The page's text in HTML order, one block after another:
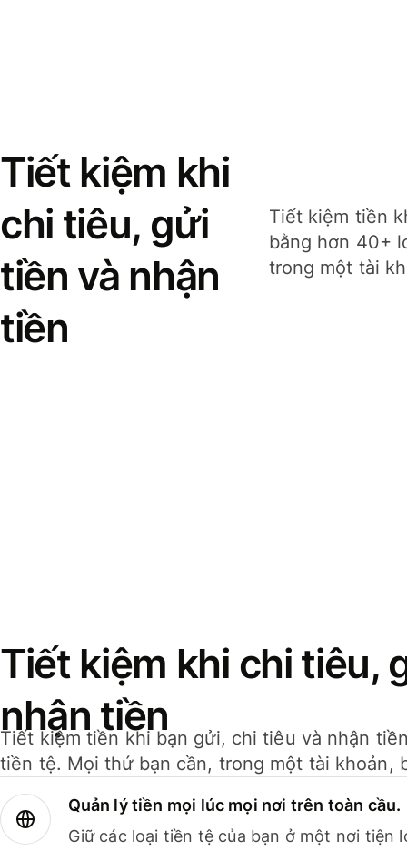
Tiết kiệm khi
chi tiêu, gửi
tiền và nhận
tiền
Tiết kiệm tiền
bằng hơn 40+
trong một tài
Tiết kiệm khi chi tiêu,
nhận tiền
Tiết kiệm tiền khi bạn gửi, chi tiêu và nhận
tiền tệ. Mọi thứ bạn cần, trong một tài khoản,
Quản lý tiền mọi lúc mọi nơi trên toàn cầu.
Giữ các loại tiền tệ của bạn ở một nơi tiện